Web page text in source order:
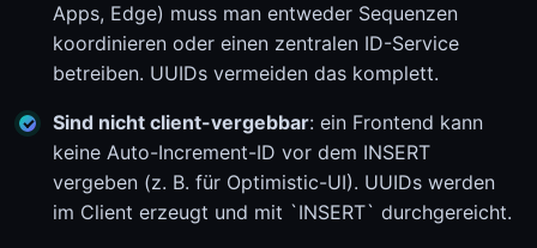
Apps, Edge) muss man entweder Sequenzen
koordinieren oder einen zentralen ID-Service
betreiben. UUIDs vermeiden das komplett.
Sind nicht client-vergebbar: ein Frontend kann
keine Auto-Increment-ID vor dem INSERT
vergeben (z. B. für Optimistic-UI). UUIDs werden
im Client erzeugt und mit `INSERT` durchgereicht.